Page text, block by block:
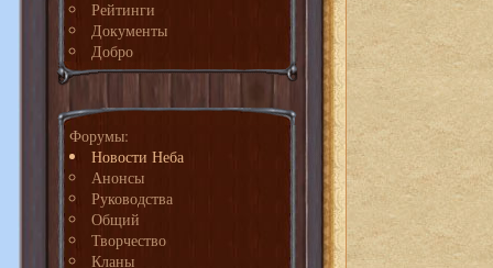
Рейтинги
Документы
Добро
Форумы:
Новости Неба
Анонсы
Руководства
Общий
Творчество
Кланы